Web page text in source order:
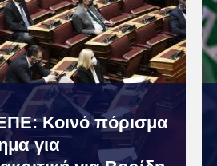
Κοινό πόρισμα
για